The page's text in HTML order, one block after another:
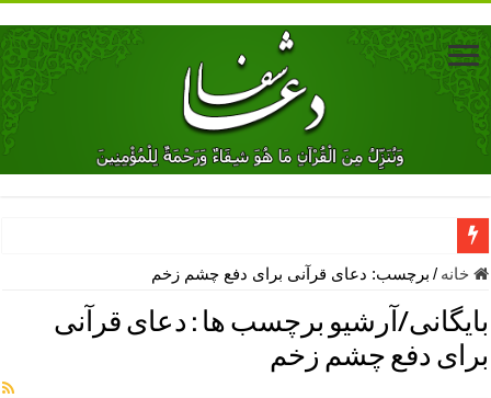
دعای جلب محبت فوری معشوق – دعای جلب محبت شوهر
دعای مشکل گشا برای رفع فقر – ذکرهای روزی‌ بخش
معجزات دعای یا من اظهر الجمیل – دعای یا من اظهر الجمیل برای
مهم ترین اذکار الهی و فضیلت آن ها – ذکر مخصوص مستجاب الدعوه
خانه / برچسب: دعای قرآنی برای دفع چشم زخم
بایگانی/آرشیو برچسب ها : دعای قرآنی
برای دفع چشم زخم